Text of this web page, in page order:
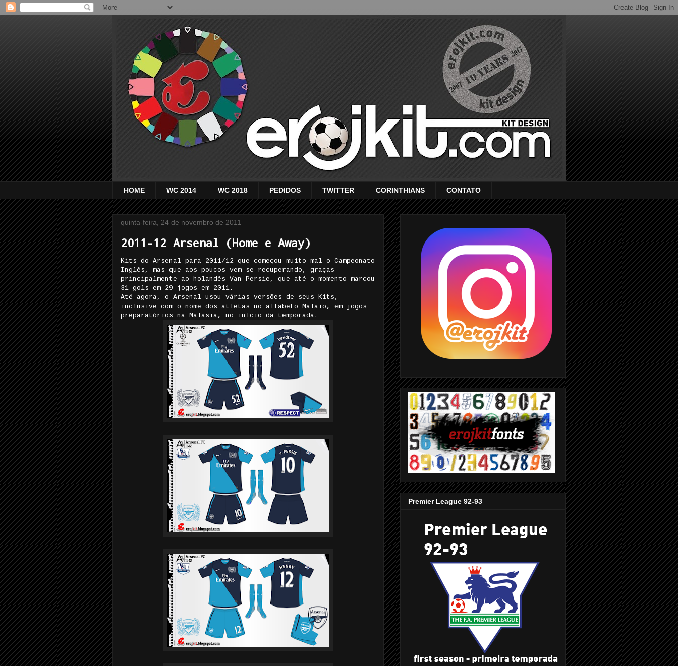
HOME WC 2014 WC 2018 PEDIDOS TWITTER CORINTHIANS CONTATO
quinta-feira, 24 de novembro de 2011
2011-12 Arsenal (Home e Away)
Kits do Arsenal para 2011/12 que começou muito mal o Campeonato
Inglês, mas que aos poucos vem se recuperando, graças
principalmente ao holandês Van Persie, que até o momento marcou
31 gols em 29 jogos em 2011.
Até agora, o Arsenal usou várias versões de seus Kits,
inclusive com o nome dos atletas no alfabeto Malaio, em jogos
preparatórios na Malásia, no início da temporada.
Premier League 92-93